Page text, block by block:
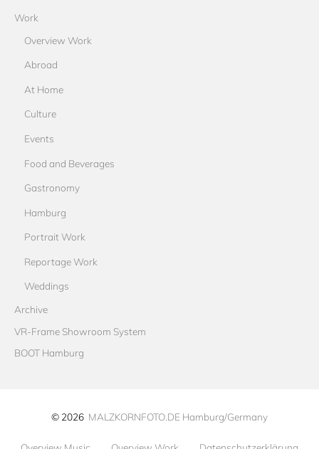
Work
Overview Work
Abroad
At Home
Culture
Events
Food and Beverages
Gastronomy
Hamburg
Portrait Work
Reportage Work
Weddings
Archive
VR-Frame Showroom System
BOOT Hamburg
© 2026 MALZKORNFOTO.DE Hamburg/Germany